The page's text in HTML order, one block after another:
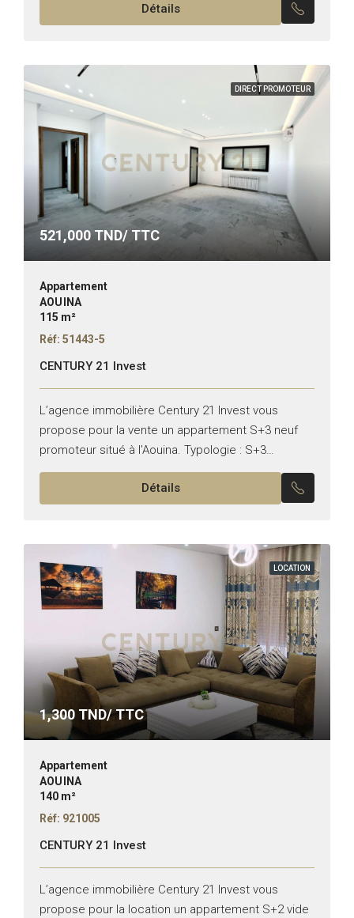
Détails
DIRECT PROMOTEUR
521,000 TND/ TTC
Appartement
AOUINA
115 m²
Réf: 51443-5
CENTURY 21 Invest
L’agence immobilière Century 21 Invest vous
propose pour la vente un appartement S+3 neuf
promoteur situé à l’Aouina. Typologie : S+3
Superficie :115 m² Il se compose de : – Un salon...
Détails
LOCATION
1,300 TND/ TTC
Appartement
AOUINA
140 m²
Réf: 921005
CENTURY 21 Invest
L’agence immobilière Century 21 Invest vous
propose pour la location un appartement S+2 vide